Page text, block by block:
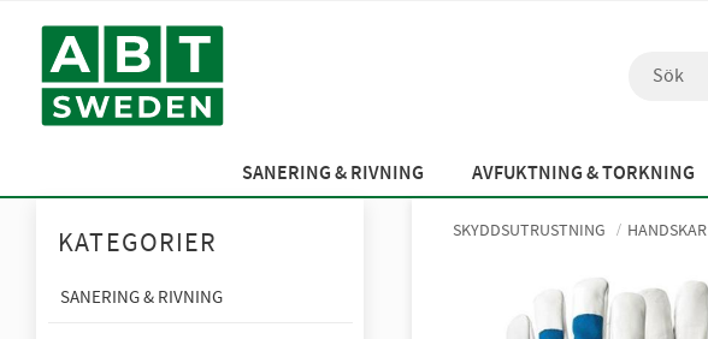
SANERING & RIVNING AVFUKTNING & TORKNING
SKYDDSUTRUSTNING HANDSKAR
KATEGORIER
SANERING & RIVNING